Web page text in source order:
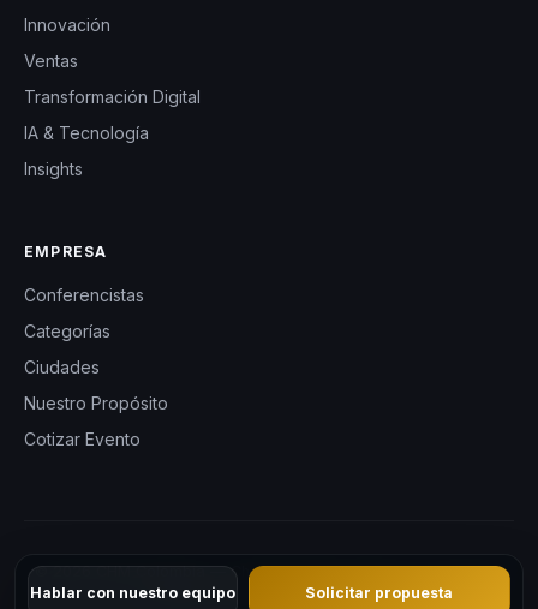
Hablar con nuestro equipo Solicitar propuesta
Innovación
Ventas
Transformación Digital
IA & Tecnología
Insights
EMPRESA
Conferencistas
Categorías
Ciudades
Nuestro Propósito
Cotizar Evento
© 2026 CHM Colombia — Charlas Motivacionales en Colombia.
Todos los derechos reservados.